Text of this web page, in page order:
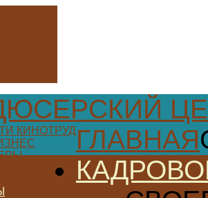
ГЛАВНАЯ
КИНОТРУД